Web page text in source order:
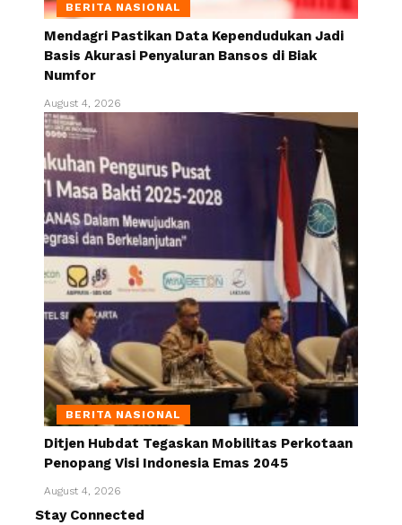
BERITA NASIONAL
Mendagri Pastikan Data Kependudukan Jadi
Basis Akurasi Penyaluran Bansos di Biak
Numfor
August 4, 2026
BERITA NASIONAL
Ditjen Hubdat Tegaskan Mobilitas Perkotaan
Penopang Visi Indonesia Emas 2045
August 4, 2026
Stay Connected